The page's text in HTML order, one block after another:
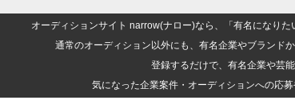
オーディションサイト narrow(ナロー)なら、「有名になり
通常のオーディション以外にも、有名企業やブランド
登録するだけで、有名企業や芸
気になった企業案件・オーディションへの応